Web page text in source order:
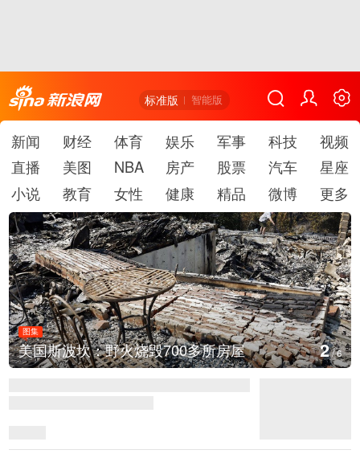
标准版 智能版
新闻 财经 体育 娱乐 军事 科技
视频
直播
美图 NBA 房产 股票 汽车
星座
小说
教育 女性 健康 精品 微博 更多
图集
美国斯波坎：野火烧毁700多所房屋 2/6